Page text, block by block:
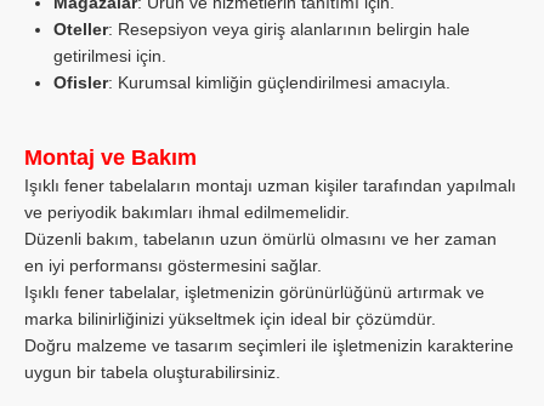
Oteller: Resepsiyon veya giriş alanlarının belirgin hale
getirilmesi için.
Ofisler: Kurumsal kimliğin güçlendirilmesi amacıyla.
Montaj ve Bakım
Işıklı fener tabelaların montajı uzman kişiler tarafından yapılmalı
ve periyodik bakımları ihmal edilmemelidir.
Düzenli bakım, tabelanın uzun ömürlü olmasını ve her zaman
en iyi performansı göstermesini sağlar.
Işıklı fener tabelalar, işletmenizin görünürlüğünü artırmak ve
marka bilinirliğinizi yükseltmek için ideal bir çözümdür.
Doğru malzeme ve tasarım seçimleri ile işletmenizin karakterine
uygun bir tabela oluşturabilirsiniz.